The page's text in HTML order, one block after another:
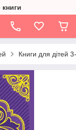
Книги для дітей